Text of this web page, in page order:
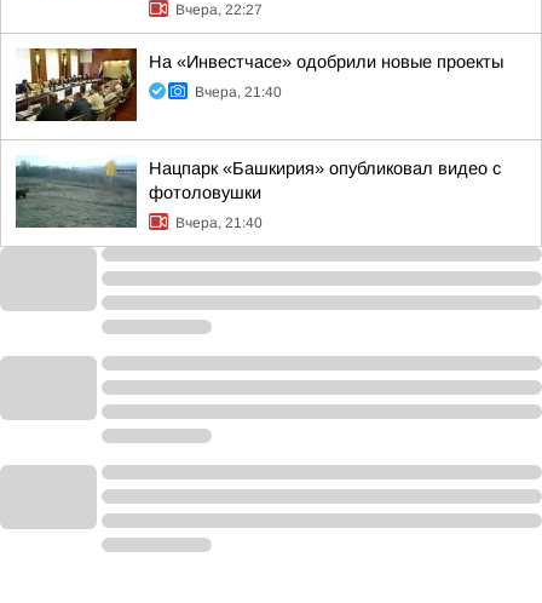
Вчера, 22:27
На «Инвестчасе» одобрили новые проекты
Вчера, 21:40
Нацпарк «Башкирия» опубликовал видео с
фотоловушки
Вчера, 21:40